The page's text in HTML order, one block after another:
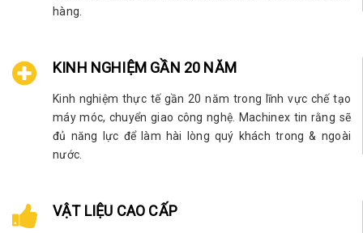
hàng.
KINH NGHIỆM GẦN 20 NĂM
Kinh nghiệm thực tế gần 20 năm trong lĩnh vực chế tạo
máy móc, chuyển giao công nghệ. Machinex tin rằng sẽ
đủ năng lực để làm hài lòng quý khách trong & ngoài
nước.
VẬT LIỆU CAO CẤP